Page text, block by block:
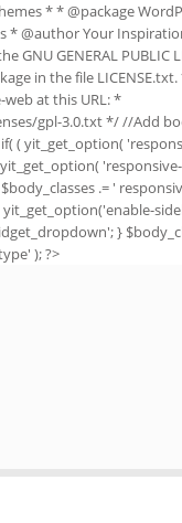
* * @package
* @author Your
GNU GENERAL PUBLIC
in the file
at this URL: *
gpl-3.0.txt */ //Add
( yit_get_option(
.= '
}
); ?>